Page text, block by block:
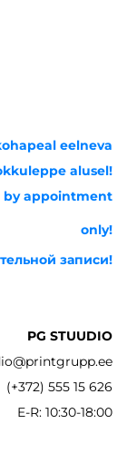
eelneva
alusel!
by appointment
only!
записи!
PG STUUDIO
(+372) 555 15 626
E-R: 10:30-18:00